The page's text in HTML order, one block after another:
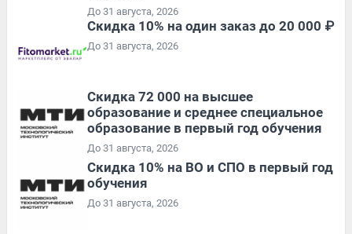
До 31 августа, 2026
Скидка 10% на один заказ до 20 000 ₽
До 31 августа, 2026
Скидка 72 000 на высшее
образование и среднее специальное
образование в первый год обучения
До 31 августа, 2026
Скидка 10% на ВО и СПО в первый год
обучения
До 31 августа, 2026